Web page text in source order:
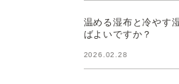
温める湿布と冷やす
ばよいですか？
2026.02.28